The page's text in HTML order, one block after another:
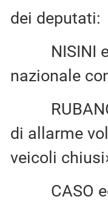
dei deputati:
NISINI e
nazionale
RUBANO:
di allarme
veicoli
CASO ed